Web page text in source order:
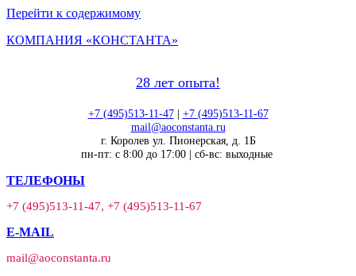
Перейти к содержимому
КОМПАНИЯ «КОНСТАНТА»
28 лет опыта!
+7 (495)513-11-47| +7 (495)513-11-67
mail@aoconstanta.ru
г. Королев ул. Пионерская, д. 1Б
пн-пт: с 8:00 до 17:00 | сб-вс: выходные
ТЕЛЕФОНЫ
+7 (495)513-11-47, +7 (495)513-11-67
E-MAIL
mail@aoconstanta.ru